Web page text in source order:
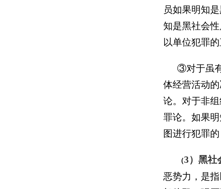
员如果明知
知是黑社会
以单位犯罪
③对于虽
体经营活动
论。对于非
罪论。如果
图进行犯罪
（3）黑社
恶势力，是